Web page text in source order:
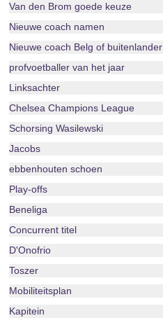
Van den Brom goede keuze
Nieuwe coach namen
Nieuwe coach Belg of buitenlander
profvoetballer van het jaar
Linksachter
Chelsea Champions League
Schorsing Wasilewski
Jacobs
ebbenhouten schoen
Play-offs
Beneliga
Concurrent titel
D'Onofrio
Toszer
Mobiliteitsplan
Kapitein